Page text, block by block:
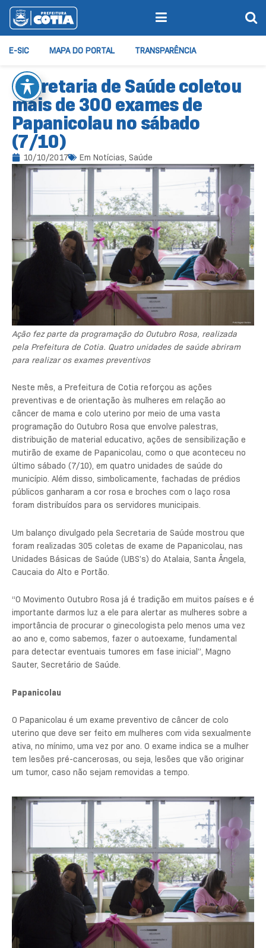
E-SIC MAPA DO PORTAL TRANSPARÊNCIA
Secretaria de Saúde coletou
mais de 300 exames de
Papanicolau no sábado
(7/10)
10/10/2017 Em Notícias, Saúde
Ação fez parte da programação do Outubro Rosa, realizada
pela Prefeitura de Cotia. Quatro unidades de saúde abriram
para realizar os exames preventivos
Neste mês, a Prefeitura de Cotia reforçou as ações
preventivas e de orientação às mulheres em relação ao
câncer de mama e colo uterino por meio de uma vasta
programação do Outubro Rosa que envolve palestras,
distribuição de material educativo, ações de sensibilização e
mutirão de exame de Papanicolau, como o que aconteceu no
último sábado (7/10), em quatro unidades de saúde do
município. Além disso, simbolicamente, fachadas de prédios
públicos ganharam a cor rosa e broches com o laço rosa
foram distribuídos para os servidores municipais.
Um balanço divulgado pela Secretaria de Saúde mostrou que
foram realizadas 305 coletas de exame de Papanicolau, nas
Unidades Básicas de Saúde (UBS’s) do Atalaia, Santa Ângela,
Caucaia do Alto e Portão.
“O Movimento Outubro Rosa já é tradição em muitos países e é
importante darmos luz a ele para alertar as mulheres sobre a
importância de procurar o ginecologista pelo menos uma vez
ao ano e, como sabemos, fazer o autoexame, fundamental
para detectar eventuais tumores em fase inicial”, Magno
Sauter, Secretário de Saúde.
Papanicolau
O Papanicolau é um exame preventivo de câncer de colo
uterino que deve ser feito em mulheres com vida sexualmente
ativa, no mínimo, uma vez por ano. O exame indica se a mulher
tem lesões pré-cancerosas, ou seja, lesões que vão originar
um tumor, caso não sejam removidas a tempo.